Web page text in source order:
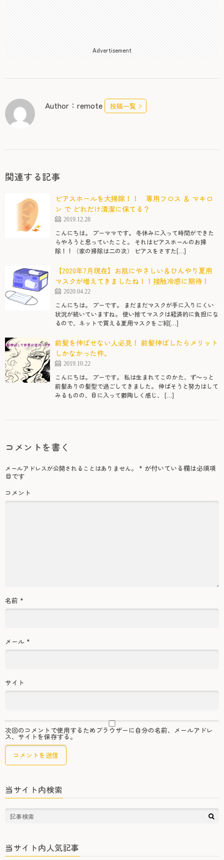
Advertisement
Author：remote 投稿一覧
関連する記事
ピアスホールを大掃除！！ 専用フロス ＆ マキロ
ン で どれだけ清潔に保てる？
2019.12.28
こんにちは。 プーママです。 冬休みに入って時間ができた
らやろうと思っていたこと。 それはピアスホールのお掃
除！！（家の掃除は二の次） ピアスをさすた[…]
【2020年7月現在】お肌にやさしい＆ひんやり夏用
マスクが増えてきましたね！！接触冷感に期待！
2020.04.22
こんにちは。 プーです。 まだまだマスクが手に入りにくい
状況が続いていますね。 使い捨てマスクは経済的に負担にな
るので、ネットで買える夏用マスクをご紹[…]
前髪を伸ばせない人必見！ 前髪伸ばしたらメリット
しかなかった件。
2019.10.22
こんにちは。 プーです。 私は生まれてこのかた、ず～っと
前髪ありの髪型で過ごしてきました。 伸ばそうと努力はして
みるものの、目に入って鬱陶しく感じ、 […]
コメントを書く
メールアドレスが公開されることはありません。 * が付いている欄は必須項
目です
コメント
名前 *
メール *
サイト
次回のコメントで使用するためブラウザーに自分の名前、メールアドレ
ス、サイトを保存する。
当サイト内検索
当サイト内人気記事